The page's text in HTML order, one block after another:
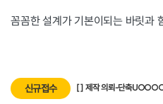
꼼꼼한 설계가 기본이되는 바릿과
신규접수 [] 제작 의뢰-단축